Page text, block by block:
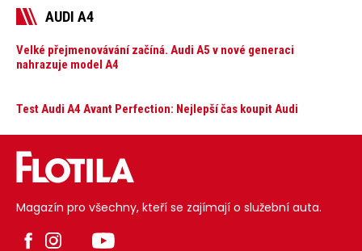
AUDI A4
Velké přejmenovávání začíná. Audi A5 v nové generaci
nahrazuje model A4
Test Audi A4 Avant Perfection: Nejlepší čas koupit Audi
Magazín pro všechny, kteří se zajímají o služební auta.